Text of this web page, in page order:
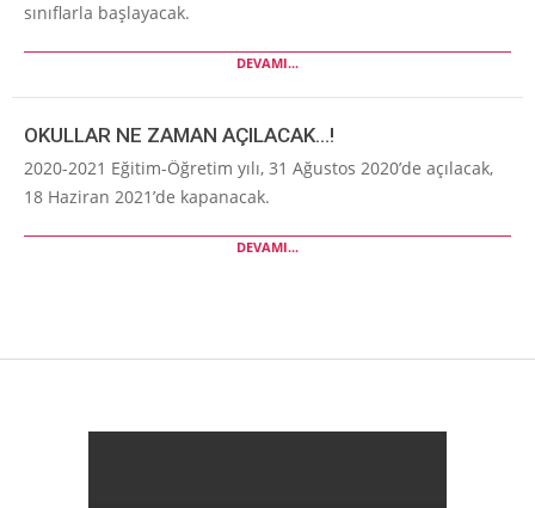
sınıflarla başlayacak.
DEVAMI...
OKULLAR NE ZAMAN AÇILACAK…!
2020-2021 Eğitim-Öğretim yılı, 31 Ağustos 2020’de açılacak,
18 Haziran 2021’de kapanacak.
DEVAMI...